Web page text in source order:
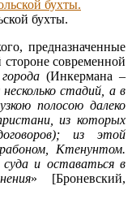
бухты.
предназначенные
современной
(Инкермана –
стадий, а в
полосою далеко
из которых
из этой
Ктенунтом.
и оставаться в
» [Броневский,